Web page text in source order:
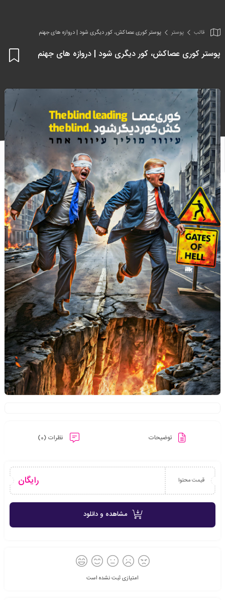
قالب پوستر پوستر کوری عصاکش، کور دیگری شود | دروازه های جهنم
پوستر کوری عصاکش، کور دیگری شود | دروازه های جهنم
توضیحات نظرات (0)
قیمت محتوا رایگان
مشاهده و دانلود
امتیازی ثبت نشده است